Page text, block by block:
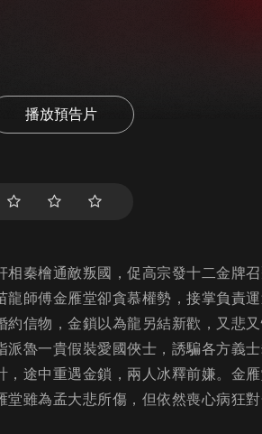
播放預告片
相秦檜通敵叛國，促高宗發十二金牌
龍師傅金雁堂卻貪慕權勢，接掌負責
約信物，金鎖以為龍另結新歡，又悲
派魯一貴假裝愛國俠士，誘騙各方義
途中重遇金鎖，兩人冰釋前嫌。金
堂雖為孟大悲所傷，但依然喪心病狂